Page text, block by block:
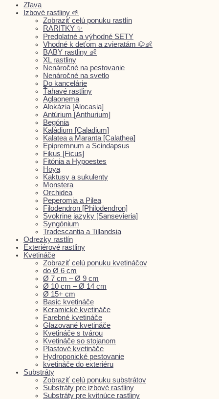
Zľava
Izbové rastliny 🌱
Zobraziť celú ponuku rastlín
RARITKY ✨
Predplatné a výhodné SETY
Vhodné k deťom a zvieratám 🐶👶
BABY rastliny 👶
XL rastliny
Nenáročné na pestovanie
Nenáročné na svetlo
Do kancelárie
Ťahavé rastliny
Aglaonema
Alokázia [Alocasia]
Antúrium [Anthurium]
Begónia
Kaládium [Caladium]
Kalatea a Maranta [Calathea]
Epipremnum a Scindapsus
Fikus [Ficus]
Fitónia a Hypoestes
Hoya
Kaktusy a sukulenty
Monstera
Orchidea
Peperomia a Pilea
Filodendron [Philodendron]
Svokrine jazyky [Sansevieria]
Syngónium
Tradescantia a Tillandsia
Odrezky rastlín
Exteriérové rastliny
Kvetináče
Zobraziť celú ponuku kvetináčov
do Ø 6 cm
Ø 7 cm – Ø 9 cm
Ø 10 cm – Ø 14 cm
Ø 15+ cm
Basic kvetináče
Keramické kvetináče
Farebné kvetináče
Glazované kvetináče
Kvetináče s tvárou
Kvetináče so stojanom
Plastové kvetináče
Hydroponické pestovanie
kvetináče do exteriéru
Substráty
Zobraziť celú ponuku substrátov
Substráty pre izbové rastliny
Substráty pre kvitnúce rastliny